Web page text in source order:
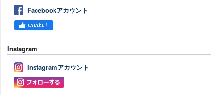
Facebookアカウント
Instagram
Instagramアカウント